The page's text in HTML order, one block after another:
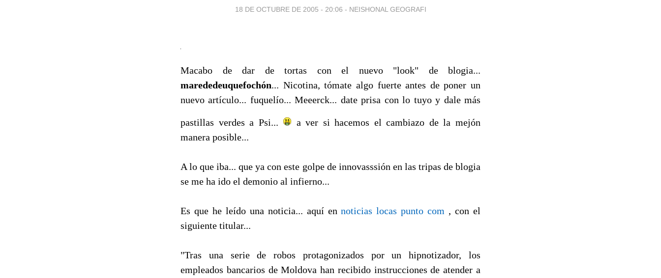
18 DE OCTUBRE DE 2005 - 20:06 - NEISHONAL GEOGRAFI
Macabo de dar de tortas con el nuevo "look" de blogia...
marededeuquefochón... Nicotina, tómate algo fuerte antes de poner un
nuevo artículo... fuquelío... Meeerck... date prisa con lo tuyo y dale más
pastillas verdes a Psi...
a ver si hacemos el cambiazo de la mejón
manera posible...
A lo que iba... que ya con este golpe de innovasssión en las tripas de blogia
se me ha ido el demonio al infierno...
Es que he leído una noticia... aquí ennoticias locas punto com , con el
siguiente titular...
"Tras una serie de robos protagonizados por un hipnotizador, los
empleados bancarios de Moldova han recibido instrucciones de atender a